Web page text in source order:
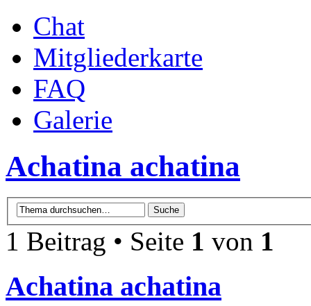
Chat
Mitgliederkarte
FAQ
Galerie
Achatina achatina
1 Beitrag • Seite 1 von 1
Achatina achatina